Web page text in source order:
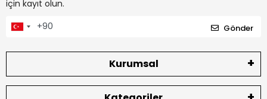
için kayıt olun.
Gönder
Kurumsal